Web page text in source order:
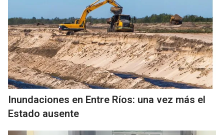
Inundaciones en Entre Ríos: una vez más el
Estado ausente